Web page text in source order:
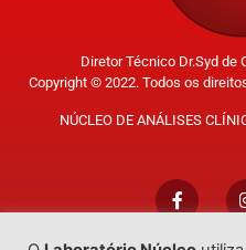
Diretor Técnico Dr.Syd de
Copyright © 2022. Todos os
NÚCLEO DE ANÁLISES